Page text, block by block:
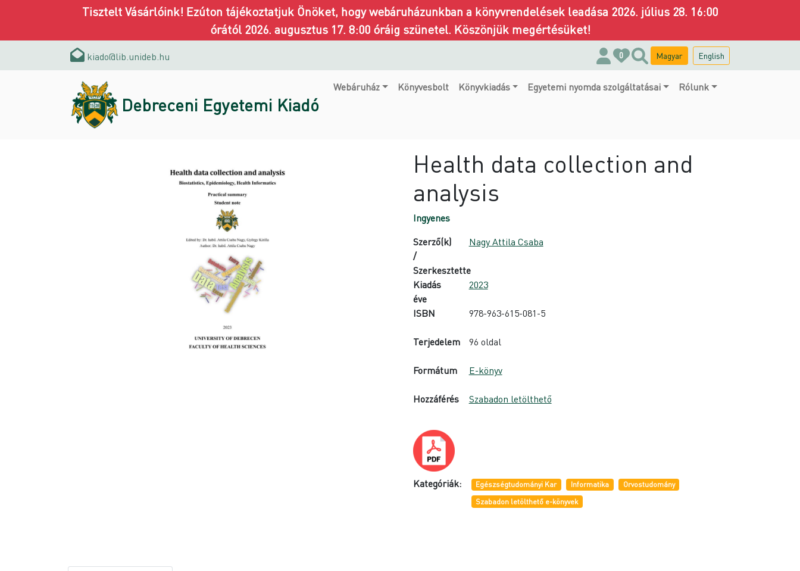
Tisztelt Vásárlóink! Ezúton tájékoztatjuk Önöket, hogy webáruházunkban a könyvrendelések leadása 2026. július 28. 16:00
órától 2026. augusztus 17. 8:00 óráig szünetel. Köszönjük megértésüket!
kiado@lib.unideb.hu 0 Magyar English
Debreceni Egyetemi Kiadó
Webáruház Könyvesbolt Könyvkiadás Egyetemi nyomda szolgáltatásai Rólunk
Health data collection and
analysis
Ingyenes
Szerző(k)
/
Szerkesztette
Nagy Attila Csaba
Kiadás
éve
2023
ISBN 978-963-615-081-5
Terjedelem 96 oldal
Formátum E-könyv
Hozzáférés Szabadon letölthető
Kategóriák: Egészségtudományi Kar Informatika
Orvostudomány
Szabadon letölthető e-könyvek